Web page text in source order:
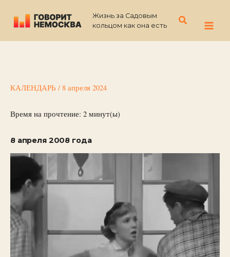
содержимому
Жизнь за Садовым
кольцом как она есть
Поиск
КАЛЕНДАРЬ / 8 апреля 2024
Время на прочтение: 2 минут(ы)
8 апреля 2008 года